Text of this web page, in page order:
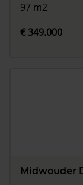
97 m2
€ 349.000
Midwouder